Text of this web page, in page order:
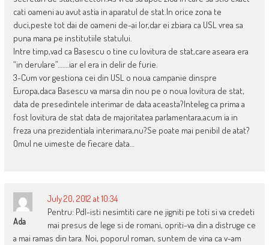
cati oameni au avut astia in aparatul de stat.In orice zona te
duci,peste tot dai de oameni de-ai lor,dar ei zbiara ca USL vrea sa
puna mana pe institutiile statului.
Intre timp,vad ca Basescu o tine cu lovitura de stat,care aseara era
“in derulare”…….iar el era in delir de furie.
3-Cum vor gestiona cei din USL o noua campanie dinspre
Europa,daca Basescu va marsa din nou pe o noua lovitura de stat,
data de presedintele interimar de data aceasta?Inteleg ca prima a
fost lovitura de stat data de majoritatea parlamentara,acum ia in
freza una prezidentiala interimara,nu?Se poate mai penibil de atat?
Omul ne uimeste de fiecare data…
Ada
July 20, 2012 at 10:34
Pentru: Pdl-isti nesimtiti care ne jigniti pe toti si va credeti
mai presus de lege si de romani, opriti-va din a distruge ce
a mai ramas din tara. Noi, poporul roman, suntem de vina ca v-am